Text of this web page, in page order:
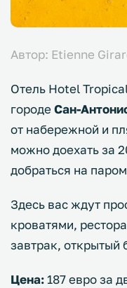
Автор: Etienne
Отель Hotel
городе Сан-
от набережной и
можно доехать за
добраться на
Здесь вас ждут
кроватями,
завтрак, открытый
Цена: 187 евро за